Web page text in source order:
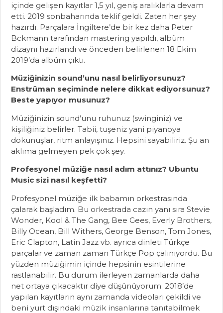
içinde gelişen kayıtlar 1,5 yıl, geniş aralıklarla devam
etti. 2019 sonbaharında teklif geldi. Zaten her şey
hazırdı. Parçalara İngiltere’de bir kez daha Peter
Bckmann tarafından mastering yapıldı, albüm
dizaynı hazırlandı ve önceden belirlenen 18 Ekim
2019’da albüm çıktı.
Müziğinizin sound’unu nasıl belirliyorsunuz?
Enstrüman seçiminde nelere dikkat ediyorsunuz?
Beste yapıyor musunuz?
Müziğinizin sound’unu ruhunuz (swinginiz) ve
kişiliğiniz belirler. Tabii, tuşeniz yani piyanoya
dokunuşlar, ritm anlayışınız. Hepsini sayabiliriz. Şu an
aklıma gelmeyen pek çok şey.
Profesyonel müziğe nasıl adım attınız? Ubuntu
Music sizi nasıl keşfetti?
Profesyonel müziğe ilk babamın orkestrasında
çalarak başladım. Bu orkestrada cazın yanı sıra Stevie
Wonder, Kool & The Gang, Bee Gees, Everly Brothers,
Billy Ocean, Bill Withers, George Benson, Tom Jones,
Eric Clapton, Latin Jazz vb. ayrıca dinleti Türkçe
parçalar ve zaman zaman Türkçe Pop çalınıyordu. Bu
yüzden müziğimin içinde hepsinin esintilerine
rastlanabilir. Bu durum ilerleyen zamanlarda daha
net ortaya çıkacaktır diye düşünüyorum. 2018’de
yapılan kayıtların aynı zamanda videoları çekildi ve
beni yurt dışındaki müzik insanlarına tanıtabilmek